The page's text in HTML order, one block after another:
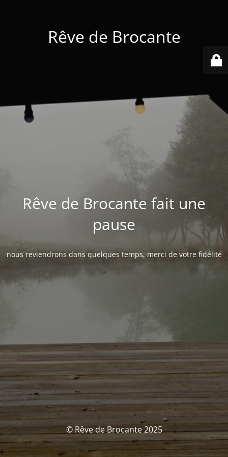
Rêve de Brocante
Rêve de Brocante fait une
pause
nous reviendrons dans quelques temps, merci de votre fidélité
© Rêve de Brocante 2025